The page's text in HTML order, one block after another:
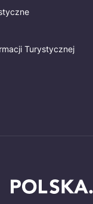
Turystycznej